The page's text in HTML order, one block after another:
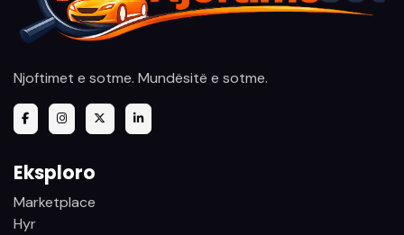
Njoftimet e sotme. Mundësitë e sotme.
Eksploro
Marketplace
Hyr